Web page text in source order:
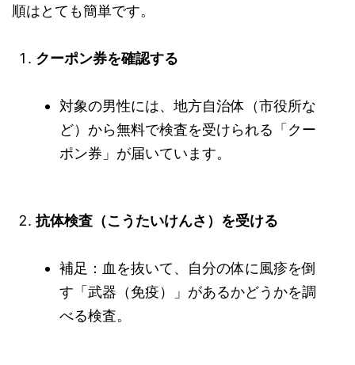
順はとても簡単です。
クーポン券を確認する
対象の男性には、地方自治体（市役所な
ど）から無料で検査を受けられる「クー
ポン券」が届いています。
抗体検査（こうたいけんさ）を受ける
補足：血を抜いて、自分の体に風疹を倒
す「武器（免疫）」があるかどうかを調
べる検査。